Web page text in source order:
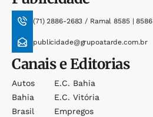
(71) 2886-2683 / Ramal 8585 | 8586
publicidade@grupoatarde.com.br
Canais e Editorias
Autos
Bahia
Brasil
E.c. Bahia
E.c. Vitória
Empregos